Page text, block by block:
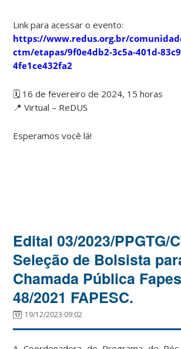
Link para acessar o evento:
https://www.redus.org.br/
ctm/etapas/9f0e4db2-3c5a-401d-
4fe1ce432fa2
🗓️ 16 de fevereiro de 2024, 15 horas
📍 Virtual – ReDUS
Esperamos você lá!
Edital 03/2023/PPGTG/
Seleção de Bolsista
Chamada Pública
48/2021 FAPESC.
19/12/2023 09:02